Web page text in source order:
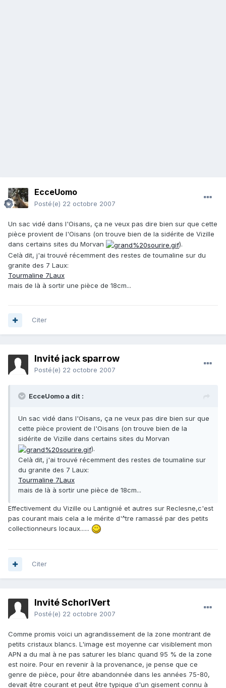
EcceUomo
Posté(e) 22 octobre 2007
Un sac vidé dans l'Oisans, ça ne veux pas dire bien sur que cette
pièce provient de l'Oisans (on trouve bien de la sidérite de Vizille
dans certains sites du Morvan
).
Celà dit, j'ai trouvé récemment des restes de toumaline sur du
granite des 7 Laux:
Tourmaline 7Laux
mais de là à sortir une pièce de 18cm...
Citer
Invité jack sparrow
Posté(e) 22 octobre 2007
EcceUomo a dit :
Un sac vidé dans l'Oisans, ça ne veux pas dire bien sur que
cette pièce provient de l'Oisans (on trouve bien de la
sidérite de Vizille dans certains sites du Morvan
).
Celà dit, j'ai trouvé récemment des restes de toumaline sur
du granite des 7 Laux:
Tourmaline 7Laux
mais de là à sortir une pièce de 18cm...
Effectivement du Vizille ou Lantignié et autres sur Reclesne,c'est
pas courant mais cela a le mérite d'^tre ramassé par des petits
collectionneurs locaux......
Citer
Invité SchorlVert
Posté(e) 22 octobre 2007
Comme promis voici un agrandissement de la zone montrant de
petits cristaux blancs. L'image est moyenne car visiblement mon
APN a du mal à ne pas saturer les blanc quand 95 % de la zone
est noire. Pour en revenir à la provenance, je pense que ce
genre de pièce, pour être abandonnée dans les années 75-80,
devait être courant et peut être typique d'un gisement connu à